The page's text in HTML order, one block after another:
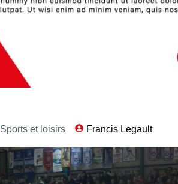
Sports et loisirs Francis Legault